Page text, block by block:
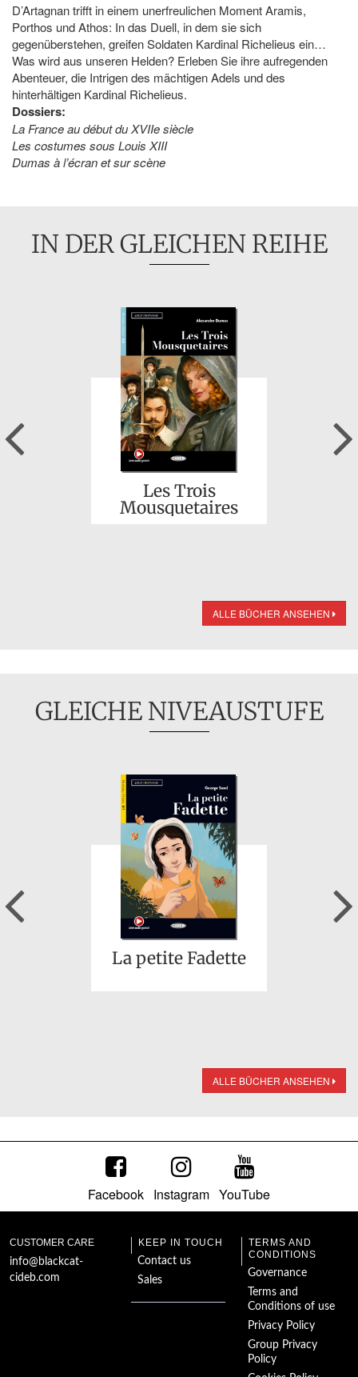
D’Artagnan trifft in einem unerfreulichen Moment Aramis,
Porthos und Athos: In das Duell, in dem sie sich
gegenüberstehen, greifen Soldaten Kardinal Richelieus ein…
Was wird aus unseren Helden? Erleben Sie ihre aufregenden
Abenteuer, die Intrigen des mächtigen Adels und des
hinterhältigen Kardinal Richelieus.
Dossiers:
La France au début du XVIIe siècle
Les costumes sous Louis XIII
Dumas à l’écran et sur scène
IN DER GLEICHEN REIHE
Les Trois
Mousquetaires
Previous
ALLE BÜCHER ANSEHEN
GLEICHE NIVEAUSTUFE
La petite Fadette
Previous
ALLE BÜCHER ANSEHEN
Facebook Instagram YouTube